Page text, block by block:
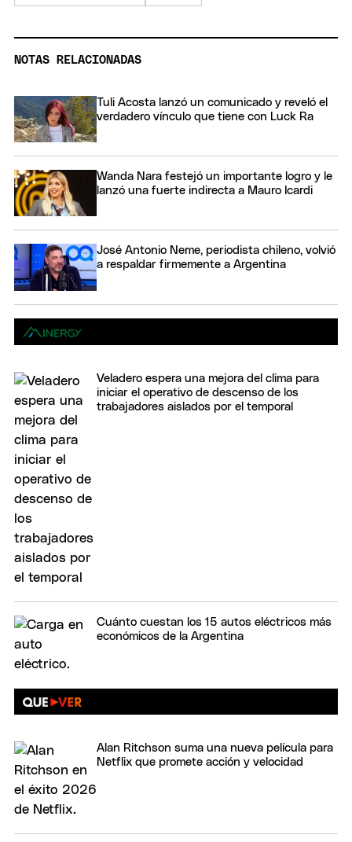
NOTAS RELACIONADAS
Tuli Acosta lanzó un comunicado y reveló el
verdadero vínculo que tiene con Luck Ra
Wanda Nara festejó un importante logro y le
lanzó una fuerte indirecta a Mauro Icardi
José Antonio Neme, periodista chileno, volvió
a respaldar firmemente a Argentina
Veladero espera una mejora del clima para
iniciar el operativo de descenso de los
trabajadores aislados por el temporal
Cuánto cuestan los 15 autos eléctricos más
económicos de la Argentina
Alan Ritchson suma una nueva película para
Netflix que promete acción y velocidad